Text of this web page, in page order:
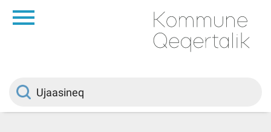
Innuttaasunut